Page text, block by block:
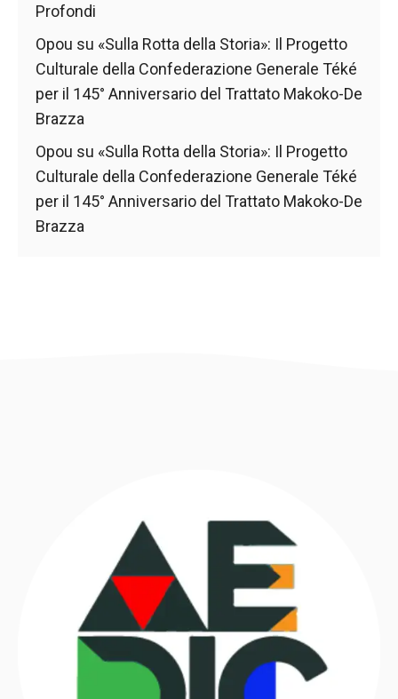
Profondi
Opou su «Sulla Rotta della Storia»: Il Progetto
Culturale della Confederazione Generale Téké
per il 145° Anniversario del Trattato Makoko-De
Brazza
Opou su «Sulla Rotta della Storia»: Il Progetto
Culturale della Confederazione Generale Téké
per il 145° Anniversario del Trattato Makoko-De
Brazza